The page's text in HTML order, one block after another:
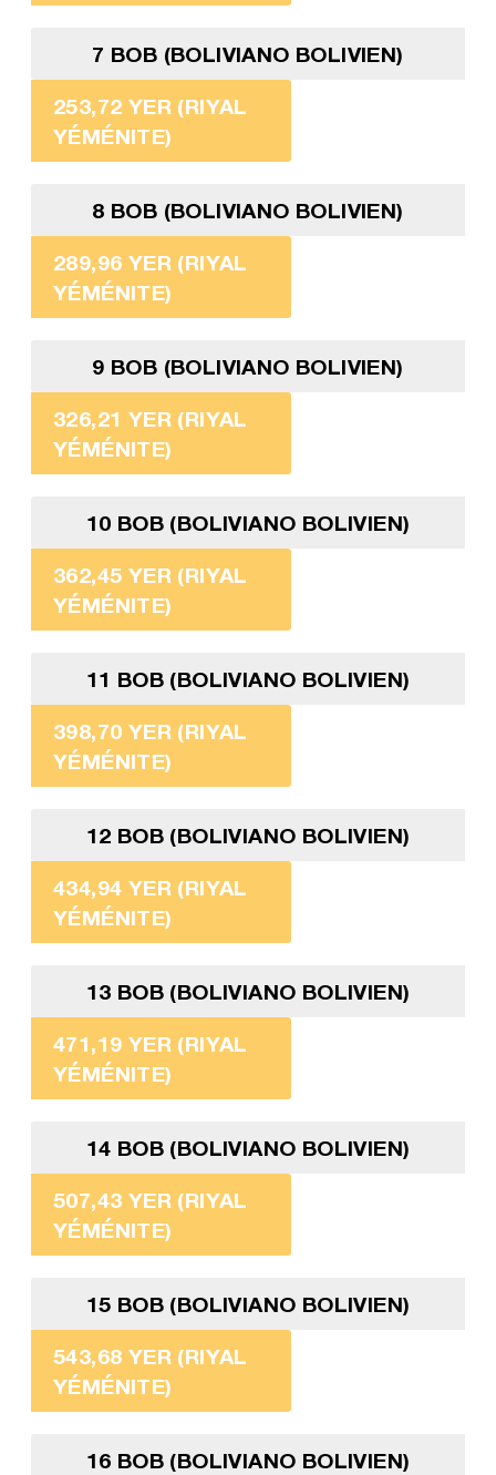
7 BOB (BOLIVIANO BOLIVIEN)
253,72 YER (RIYAL
YÉMÉNITE)
8 BOB (BOLIVIANO BOLIVIEN)
289,96 YER (RIYAL
YÉMÉNITE)
9 BOB (BOLIVIANO BOLIVIEN)
326,21 YER (RIYAL
YÉMÉNITE)
10 BOB (BOLIVIANO BOLIVIEN)
362,45 YER (RIYAL
YÉMÉNITE)
11 BOB (BOLIVIANO BOLIVIEN)
398,70 YER (RIYAL
YÉMÉNITE)
12 BOB (BOLIVIANO BOLIVIEN)
434,94 YER (RIYAL
YÉMÉNITE)
13 BOB (BOLIVIANO BOLIVIEN)
471,19 YER (RIYAL
YÉMÉNITE)
14 BOB (BOLIVIANO BOLIVIEN)
507,43 YER (RIYAL
YÉMÉNITE)
15 BOB (BOLIVIANO BOLIVIEN)
543,68 YER (RIYAL
YÉMÉNITE)
16 BOB (BOLIVIANO BOLIVIEN)